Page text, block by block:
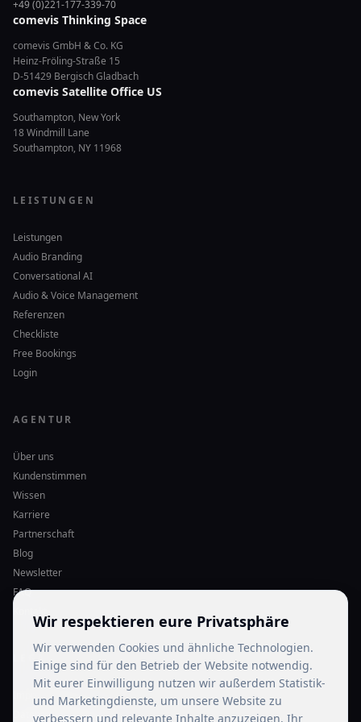
+49 (0)221-177-339-70
comevis Thinking Space
comevis GmbH & Co. KG
Heinz-Fröling-Straße 15
D-51429 Bergisch Gladbach
comevis Satellite Office US
Southampton, New York
18 Windmill Lane
Southampton, NY 11968
LEISTUNGEN
Leistungen
Audio Branding
Conversational AI
Audio & Voice Management
Referenzen
Checkliste
Free Bookings
Login
AGENTUR
Über uns
Kundenstimmen
Wissen
Karriere
Partnerschaft
Blog
Newsletter
FAQ
LEGAL
Impressum
Datenschutz
Wir respektieren eure Privatsphäre
Wir verwenden Cookies und ähnliche Technologien.
Einige sind für den Betrieb der Website notwendig.
Mit eurer Einwilligung nutzen wir außerdem Statistik-
und Marketingdienste, um unsere Website zu
verbessern und relevante Inhalte anzuzeigen. Ihr